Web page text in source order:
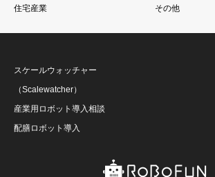
住宅産業
その他
スケールウォッチャー
（Scalewatcher）
産業用ロボット導入相談
配膳ロボット導入